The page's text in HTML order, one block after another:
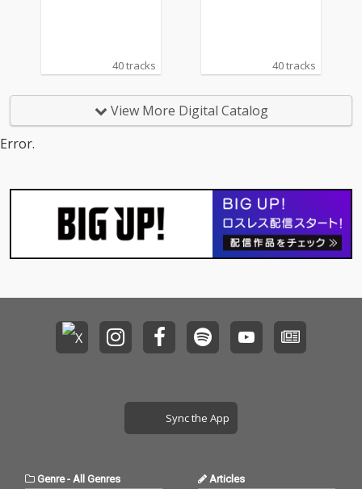
40 tracks 40 tracks
View More Digital Catalog
Error.
Sync the App
Genre- All Genres Articles